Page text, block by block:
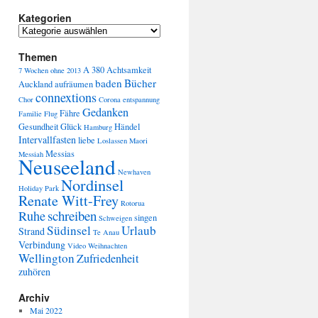
Kategorien
Themen
7 Wochen ohne 2013 A 380Achtsamkeit
AucklandaufräumenbadenBücher
Chor connextions Corona entspannung
Familie Flug Fähre Gedanken
GesundheitGlück Hamburg Händel
Intervallfastenliebe Loslassen Maori
Messiah Messias
Neuseeland Newhaven
Holiday Park Nordinsel
Renate Witt-Frey Rotorua
Ruheschreiben Schweigen singen
StrandSüdinsel Te Anau Urlaub
Verbindung Video Weihnachten
WellingtonZufriedenheit
zuhören
Archiv
Mai 2022